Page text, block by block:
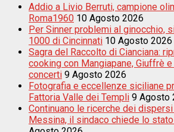
Addio a Livio Berruti, campione
Roma1960 10 Agosto 2026
Per Sinner problemi al ginocchio,
1000 di Cincinnati 10 Agosto 2026
Sagra del Raccolto di Cianciana:
cooking con Mangiapane, Giuffrè
concerti 9 Agosto 2026
Fotografia e eccellenze siciliane
Fattoria Valle dei Templi 9 Agosto
Continuano le ricerche dei
Messina, il sindaco chiede lo